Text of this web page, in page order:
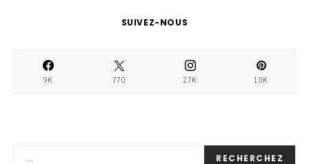
SUIVEZ-NOUS
9K 770 27K 10K
RECHERCHEZ